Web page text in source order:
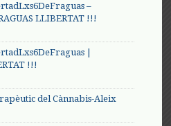
–
LLIBERTAT !!!
|
!!!
del Cànnabis-Aleix